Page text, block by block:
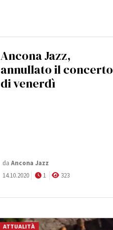
Ancona Jazz,
annullato il concerto
di venerdì
da Ancona Jazz
14.10.2020
1 323
ATTUALITÀ